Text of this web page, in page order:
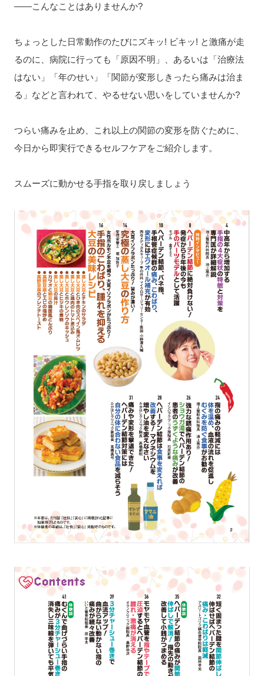
――こんなことはありませんか?
ちょっとした日常動作のたびにズキッ! ビキッ! と激痛が走
るのに、病院に行っても「原因不明」、あるいは「治療法
はない」「年のせい」「関節が変形しきったら痛みは治ま
る」などと言われて、やるせない思いをしていませんか?
つらい痛みを止め、これ以上の関節の変形を防ぐために、
今日から即実行できるセルフケアをご紹介します。
スムーズに動かせる手指を取り戻しましょう